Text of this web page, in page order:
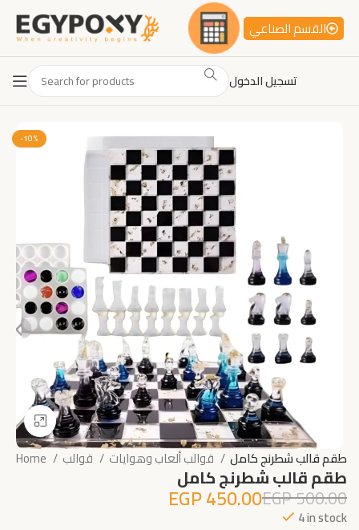
القسم الصناعي
تسجيل الدخول
-10%
Click to enlarge
Home طقم قالب شطرنج كامل
طقم قالب شطرنج كامل
500.00
EGP
450.00
EGP
4 in stock